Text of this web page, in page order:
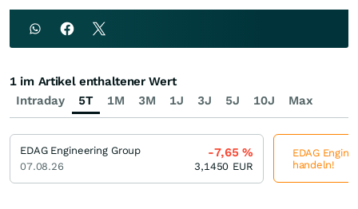
Intraday 5T 1M 3M 1J 3J 5J 10J Max
1 im Artikel enthaltener Wert
EDAG Engineering Group
07.08.26
-7,65%
3,1450 EUR
EDAG
handeln!